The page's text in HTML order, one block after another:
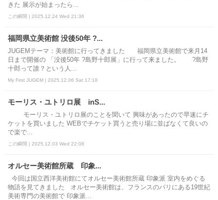
きた 展示が始まったら...
この瞬間 | 2025.12.24 Wed 21:36
福岡県立美術館 没後50年 ?...
JUGEMテーマ：美術館に行ってきました 福岡県立美術館で来月14
日まで開催の 「没後50年 ?島野十郎展」に行って来ました。 ?島野
十郎って誰？という人...
My First JUGEM | 2025.12.06 Sat 17:18
モーリス・ユトリロ展 inS...
モーリス・ユトリロ展のことを聞いて 興味があったので早速にチ
ケットを買いました WEBでチケット買うと売り場に並ばなくて良いの
で楽で...
この瞬間 | 2025.12.03 Wed 22:08
オルセー美術館所蔵 印象...
今回は国立西洋美術館にてオルセー美術館所蔵 印象派 室内をめぐる
物語を見てきました オルセー美術館は、フランスのパリにある19世紀
美術専門の美術館で 印象派...